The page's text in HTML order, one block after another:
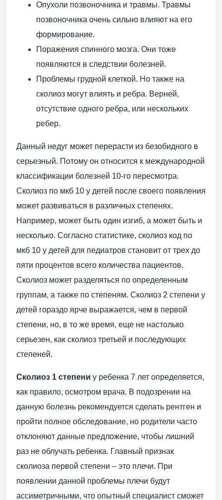
Опухоли позвоночника и травмы. Травмы
позвоночника очень сильно влияют на его
формирование.
Поражения спинного мозга. Они тоже
появляются в следствии болезней.
Проблемы грудной клеткой. Но также на
сколиоз могут влиять и ребра. Верней,
отсутствие одного ребра, или нескольких
ребер.
Данный недуг может перерасти из безобидного в
серьезный. Потому он относится к международной
классификации болезней 10-го пересмотра.
Сколиоз по мкб 10 у детей после своего появления
может развиваться в различных степенях.
Например, может быть один изгиб, а может быть и
несколько. Согласно статистике, сколиоз код по
мкб 10 у детей для педиатров становит от трех до
пяти процентов всего количества пациентов.
Сколиоз может разделяться по определенным
группам, а также по степеням. Сколиоз 2 степени у
детей гораздо ярче выражается, чем в первой
степени, но, в то же время, еще не настолько
серьезен, как сколиоз третьей и последующих
степеней.
Сколиоз 1 степени у ребенка 7 лет определяется,
как правило, осмотром врача. В подозрении на
данную болезнь рекомендуется сделать рентген и
пройти полное обследование, но родители часто
отклоняют данные предложение, чтобы лишний
раз не облучать ребенка. Главный признак
сколиоза первой степени – это плечи. При
появлении данной проблемы плечи будут
ассиметричными, что опытный специалист сможет